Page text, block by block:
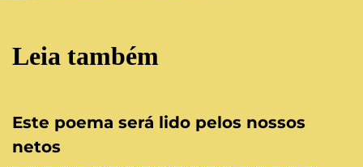
Leia também
Este poema será lido pelos nossos
netos